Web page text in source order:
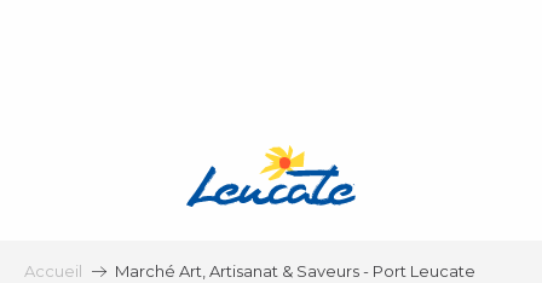
Accueil Marché Art, Artisanat & Saveurs - Port Leucate